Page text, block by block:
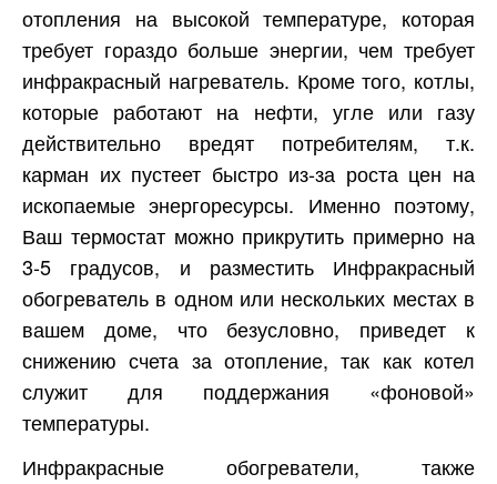
отопления на высокой температуре, которая
требует гораздо больше энергии, чем требует
инфракрасный нагреватель. Кроме того, котлы,
которые работают на нефти, угле или газу
действительно вредят потребителям, т.к.
карман их пустеет быстро из-за роста цен на
ископаемые энергоресурсы. Именно поэтому,
Ваш термостат можно прикрутить примерно на
3-5 градусов, и разместить Инфракрасный
обогреватель в одном или нескольких местах в
вашем доме, что безусловно, приведет к
снижению счета за отопление, так как котел
служит для поддержания «фоновой»
температуры.
Инфракрасные обогреватели, также